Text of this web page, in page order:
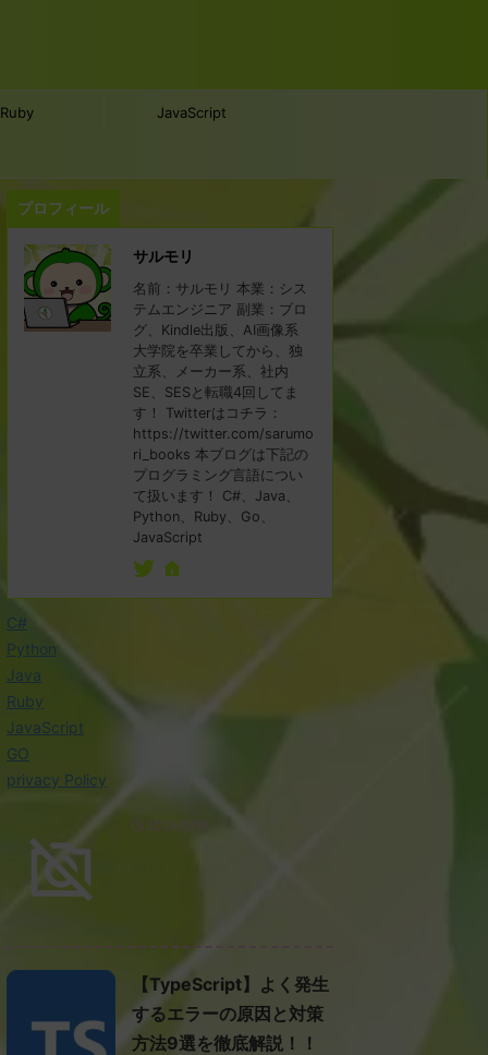
Ruby JavaScript
プロフィール
サルモリ
名前：サルモリ 本業：シス
テムエンジニア 副業：ブロ
グ、Kindle出版、AI画像系
大学院を卒業してから、独
立系、メーカー系、社内
SE、SESと転職4回してま
す！ Twitterはコチラ：
https://twitter.com/sarumo
ri_books 本ブログは下記の
プログラミング言語につい
て扱います！ C#、Java、
Python、Ruby、Go、
JavaScript
C#
Python
Java
Ruby
JavaScript
GO
privacy Policy
2024/5/16
【TypeScript】よく発生
するエラーの原因と対策
方法9選を徹底解説！！